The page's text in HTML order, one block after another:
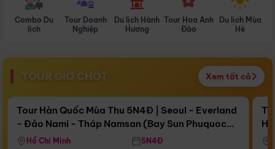
Combo Du
lịch
Tour Doanh
Nghiệp
Du lịch Hành
Hương
Tour Hoa Anh
Đào
Du lịch Mùa
Hè
TOUR GIỜ CHÓT Xem tất cả
Còn16 ngày 16:39:33
Bay Sun Phuquoc Airways
Điểm nổi bật
Tour Hàn Quốc Mùa Thu 5N4Đ | Seoul - Everland
- Đảo Nami - Tháp Namsan (Bay Sun Phuquoc
Airways)
Hồ Chí Minh 5N4Đ